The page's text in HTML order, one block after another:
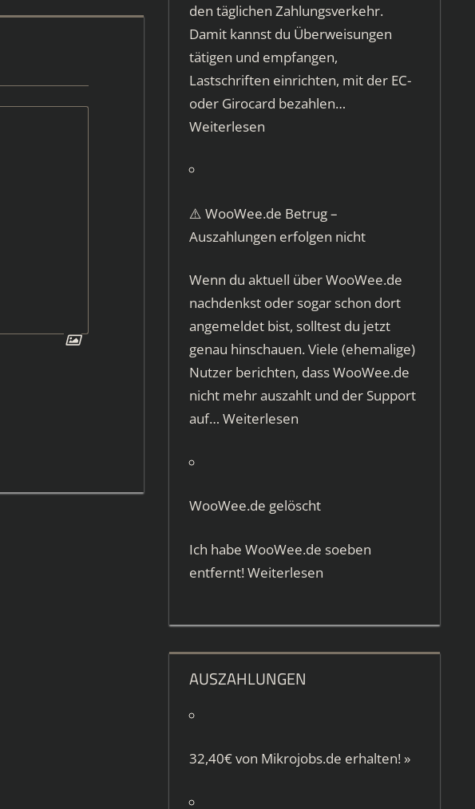
den täglichen Zahlungsverkehr.
Damit kannst du Überweisungen
tätigen und empfangen,
Lastschriften einrichten, mit der EC-
oder Girocard bezahlen…
Weiterlesen
⚠️ WooWee.de Betrug –
Auszahlungen erfolgen nicht
Wenn du aktuell über WooWee.de
nachdenkst oder sogar schon dort
angemeldet bist, solltest du jetzt
genau hinschauen. Viele (ehemalige)
Nutzer berichten, dass WooWee.de
nicht mehr auszahlt und der Support
auf…Weiterlesen
WooWee.de gelöscht
Ich habe WooWee.de soeben
entfernt!Weiterlesen
AUSZAHLUNGEN
32,40€ von Mikrojobs.de erhalten! »